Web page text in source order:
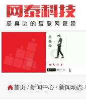
首页 / 新闻中心 / 新闻动态 /